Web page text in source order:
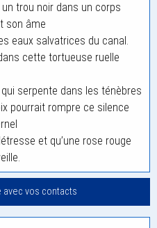
trou noir dans un corps
son âme
eaux salvatrices du canal.
cette tortueuse ruelle
serpente dans les ténèbres
pourrait rompre ce silence
et qu’une rose rouge
avec vos contacts